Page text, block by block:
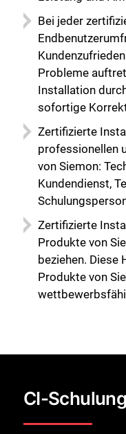
Bei jeder
Probleme
Installation
sofortige
Zertifizierte
professionellen
von Siemon:
Kundendienst,
Zertifizierte
Produkte von
beziehen. Diese
Produkte von
CI-